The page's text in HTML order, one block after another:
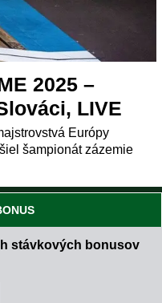
2025 –
LIVE
Európy
šampionát zázemie
stávkových bonusov